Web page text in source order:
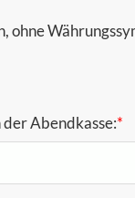
ohne
Abendkasse:*